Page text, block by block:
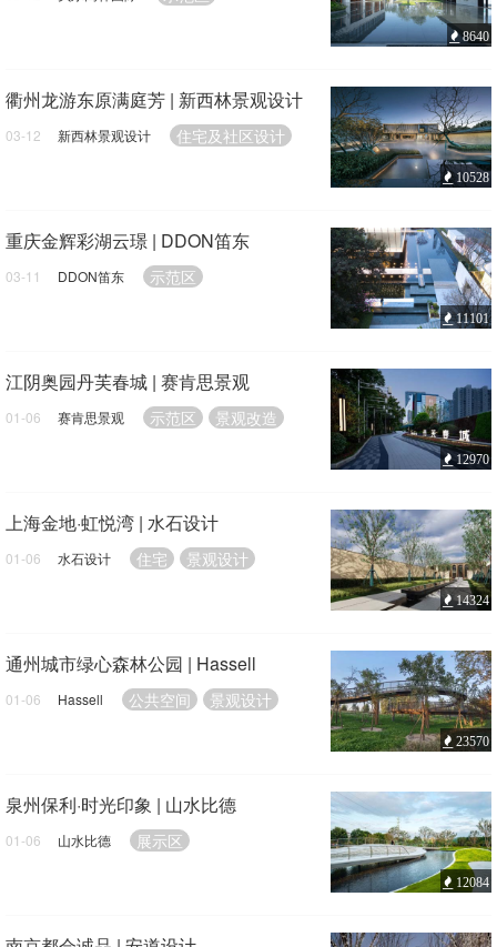
8640
衢州龙游东原满庭芳 | 新西林景观设计
03-12 新西林景观设计 住宅及社区设计
10528
重庆金辉彩湖云璟 | DDON笛东
03-11 DDON笛东 示范区
11101
江阴奥园丹芙春城 | 赛肯思景观
01-06 赛肯思景观 示范区 景观改造
12970
上海金地·虹悦湾 | 水石设计
01-06 水石设计 住宅 景观设计
14324
通州城市绿心森林公园 | Hassell
01-06 Hassell 公共空间 景观设计
23570
泉州保利·时光印象 | 山水比德
01-06 山水比德 展示区
12084